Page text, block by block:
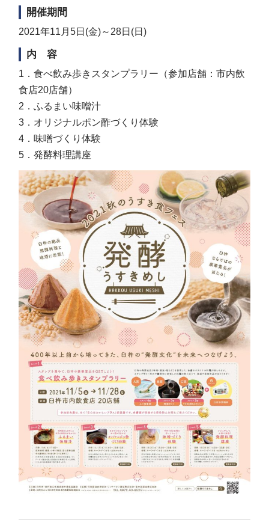
開催期間
2021年11月5日(金)～28日(日)
内 容
1．食べ飲み歩きスタンプラリー（参加店舗：市内飲
食店20店舗）
2．ふるまい味噌汁
3．オリジナルポン酢づくり体験
4．味噌づくり体験
5．発酵料理講座